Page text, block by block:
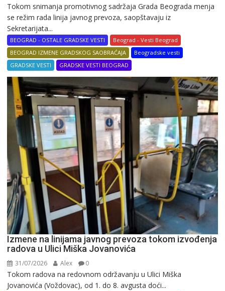
Tokom snimanja promotivnog sadržaja Grada Beograda menja
se režim rada linija javnog prevoza, saopštavaju iz
Sekretarijata...
BEOGRAD - OSTALE GRADSKE VESTI
Beograd - Vesti Beograd
BEOGRAD IZMENE GRADSKOG SAOBRAĆAJA
Beogradske vesti
GRADSKE VESTI
GRADSKE VESTI BEOGRAD
Izmene na linijama javnog prevoza tokom izvođenja
radova u Ulici Miška Jovanovića
31/07/2026 Alex 0
Tokom radova na redovnom održavanju u Ulici Miška
Jovanovića (Voždovac), od 1. do 8. avgusta doći...